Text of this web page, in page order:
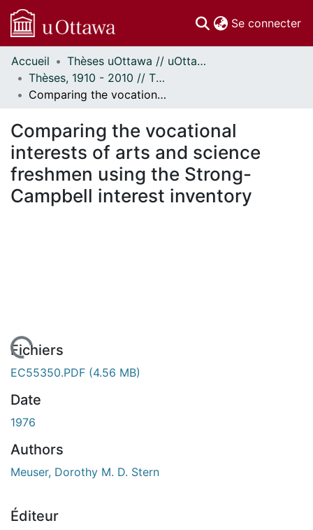
Se connecter
Communautés
et collections
Parcourir
À propos
Accueil
Thèses uOttawa // uOttawa Theses
Thèses, 1910 - 2010 // Theses, 1910 - 2010
Comparing the vocational interests of arts and science freshmen using the Strong-Campbell interest inventory
Comparing the vocational
interests of arts and science
freshmen using the Strong-
Campbell interest inventory
En cours de chargement...
Fichiers
EC55350.PDF (4.56 MB)
Date
1976
Authors
Meuser, Dorothy M. D. Stern
Éditeur